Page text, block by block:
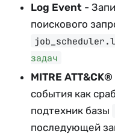
Log Event -
поискового
задач
MITRE ATT&CK®
события как
подтехник базы
последующей